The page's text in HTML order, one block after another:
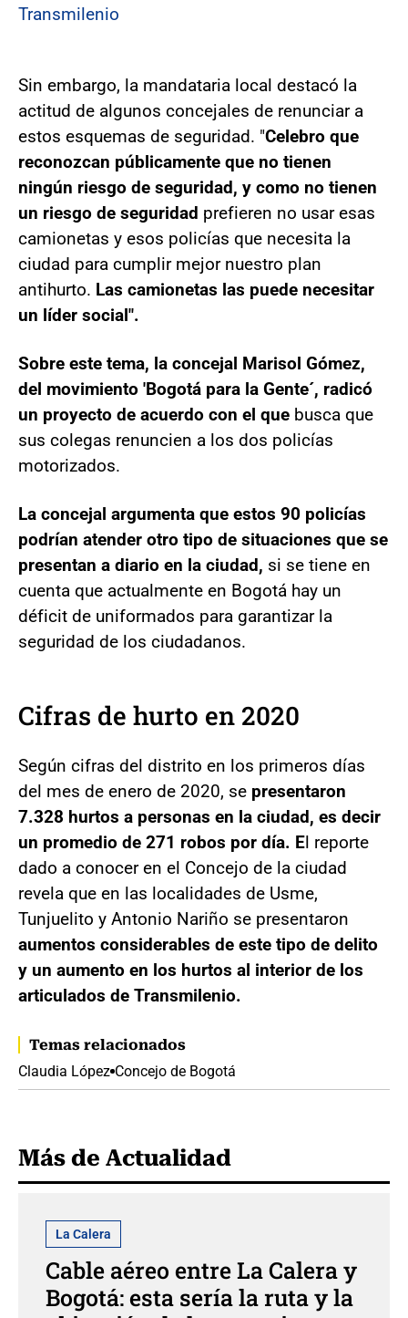
Transmilenio
Sin embargo, la mandataria local destacó la
actitud de algunos concejales de renunciar a
estos esquemas de seguridad. "Celebro que
reconozcan públicamente que no tienen
ningún riesgo de seguridad, y como no tienen
un riesgo de seguridad prefieren no usar esas
camionetas y esos policías que necesita la
ciudad para cumplir mejor nuestro plan
antihurto. Las camionetas las puede necesitar
un líder social".
Sobre este tema, la concejal Marisol Gómez,
del movimiento 'Bogotá para la Gente´, radicó
un proyecto de acuerdo con el que busca que
sus colegas renuncien a los dos policías
motorizados.
La concejal argumenta que estos 90 policías
podrían atender otro tipo de situaciones que se
presentan a diario en la ciudad, si se tiene en
cuenta que actualmente en Bogotá hay un
déficit de uniformados para garantizar la
seguridad de los ciudadanos.
Cifras de hurto en 2020
Según cifras del distrito en los primeros días
del mes de enero de 2020, se presentaron
7.328 hurtos a personas en la ciudad, es decir
un promedio de 271 robos por día. El reporte
dado a conocer en el Concejo de la ciudad
revela que en las localidades de Usme,
Tunjuelito y Antonio Nariño se presentaron
aumentos considerables de este tipo de delito
y un aumento en los hurtos al interior de los
articulados de Transmilenio.
Temas relacionados
Claudia López Concejo de Bogotá
Más de Actualidad
La Calera
Cable aéreo entre La Calera y
Bogotá: esta sería la ruta y la